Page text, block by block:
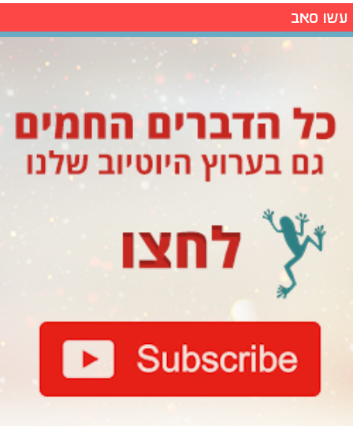
עשו סאב